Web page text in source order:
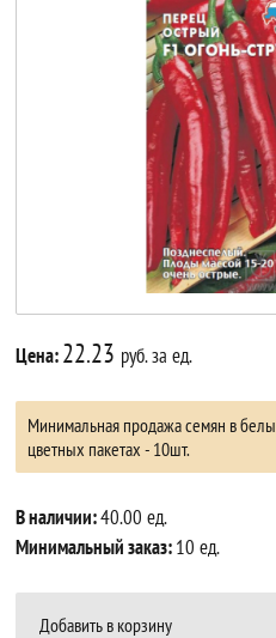
Цена:22.23 руб. за ед.
Минимальная продажа семян в
цветных пакетах - 10шт.
В наличии:40.00 ед.
Минимальный заказ:10 ед.
Добавить в корзину